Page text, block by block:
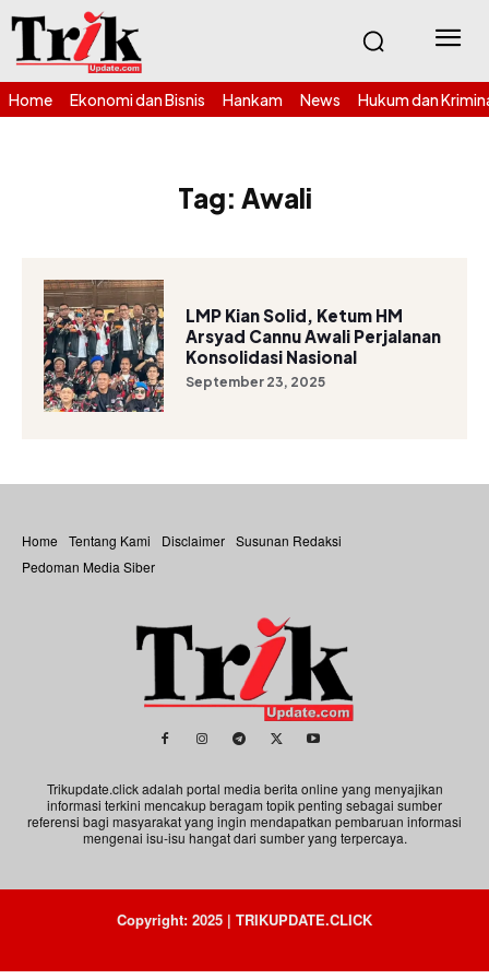
Home Ekonomi dan Bisnis Hankam News Hukum dan
Tag: Awali
LMP Kian Solid, Ketum HM
Arsyad Cannu Awali Perjalanan
Konsolidasi Nasional
September 23, 2025
Home Tentang Kami Disclaimer Susunan Redaksi
Pedoman Media Siber
Trikupdate.click adalah portal media berita online yang menyajikan
informasi terkini mencakup beragam topik penting sebagai sumber
referensi bagi masyarakat yang ingin mendapatkan pembaruan informasi
mengenai isu-isu hangat dari sumber yang terpercaya.
Copyright: 2025 | TRIKUPDATE.CLICK